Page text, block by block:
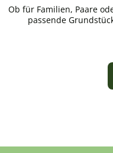
Ob für Familien, Paare
passende